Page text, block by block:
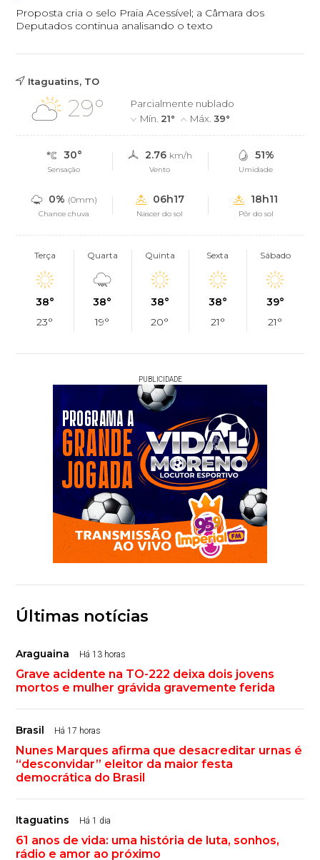
Proposta cria o selo Praia Acessível; a Câmara dos
Deputados continua analisando o texto
Itaguatins, TO
29°
Parcialmente nublado
Mín. 21° Máx.39°
30°
Sensação
2.76 km/h
Vento
51%
Umidade
0% (0mm)
Chance chuva
06h17
Nascer do sol
18h11
Pôr do sol
Terça
38°
23°
Quarta
38°
19°
Quinta
38°
20°
Sexta
38°
21°
Sábado
39°
21°
PUBLICIDADE
Últimas notícias
Araguaina Há 13 horas
Grave acidente na TO-222 deixa dois jovens
mortos e mulher grávida gravemente ferida
Brasil Há 17 horas
Nunes Marques afirma que desacreditar urnas é
“desconvidar” eleitor da maior festa
democrática do Brasil
Itaguatins Há 1 dia
61 anos de vida: uma história de luta, sonhos,
rádio e amor ao próximo